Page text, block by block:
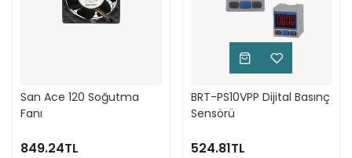
San Ace 120 Soğutma
Fanı
849.24TL
BRT-PS10VPP Dijital Basınç
Sensörü
524.81TL